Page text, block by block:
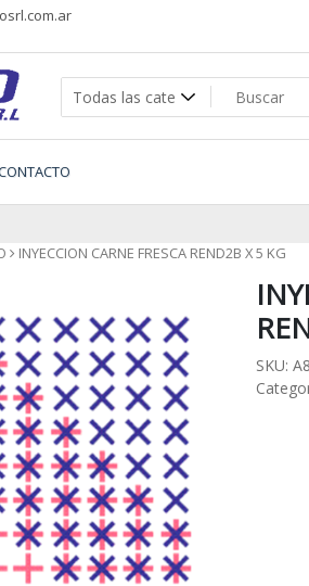
INYECCION CARNE FRESCA REND2B X 5 KG
SKU: